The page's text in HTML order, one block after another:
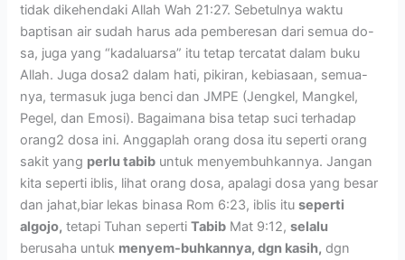
tidak dikehendaki Allah Wah 21:27. Sebetulnya waktu
baptisan air sudah harus ada pemberesan dari semua do-
sa, juga yang “kadaluarsa” itu tetap tercatat dalam buku
Allah. Juga dosa2 dalam hati, pikiran, kebiasaan, semua-
nya, termasuk juga benci dan JMPE (Jengkel, Mangkel,
Pegel, dan Emosi). Bagaimana bisa tetap suci terhadap
orang2 dosa ini. Anggaplah orang dosa itu seperti orang
sakit yang perlu tabib untuk menyembuhkannya. Jangan
kita seperti iblis, lihat orang dosa, apalagi dosa yang besar
dan jahat,biar lekas binasa Rom 6:23, iblis ituseperti
algojo, tetapi Tuhan sepertiTabib Mat 9:12,selalu
berusaha untuk menyem-buhkannya, dgn kasih, dgn